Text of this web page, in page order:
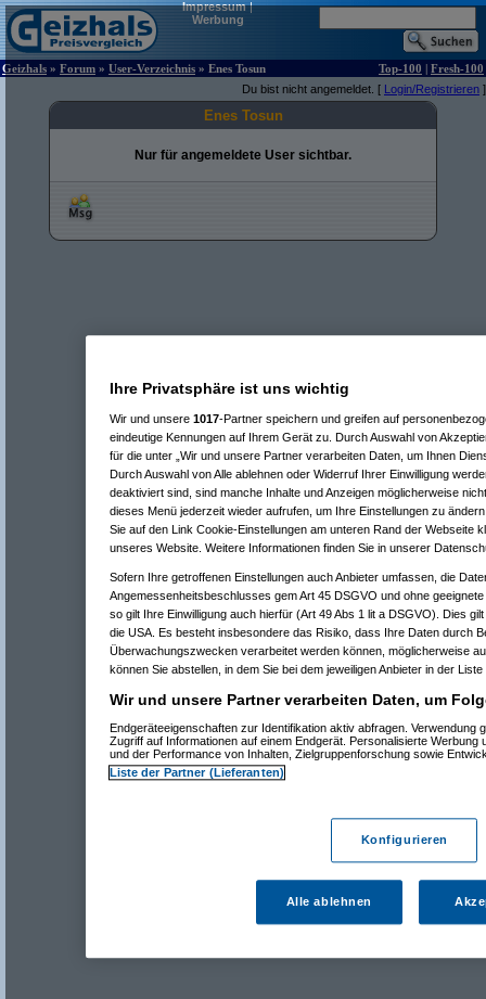
Impressum|
Werbung
Geizhals » Forum » User-Verzeichnis » Enes Tosun Top-100 | Fresh-100
Du bist nicht angemeldet. [ Login/Registrieren ]
Enes Tosun
Nur für angemeldete User sichtbar.
Ihre Privatsphäre ist uns wichtig
Wir und unsere 1017-Partner speichern und greifen auf
eindeutige Kennungen auf Ihrem Gerät zu. Durch Auswahl von
für die unter „Wir und unsere Partner verarbeiten Daten, um Ihnen
Durch Auswahl von Alle ablehnen oder Widerruf Ihrer Einwilligung
deaktiviert sind, sind manche Inhalte und Anzeigen möglicherweise
dieses Menü jederzeit wieder aufrufen, um Ihre Einstellungen zu
Sie auf den Link Cookie-Einstellungen am unteren Rand der Webseite
unseres Website. Weitere Informationen finden Sie in unserer
Sofern Ihre getroffenen Einstellungen auch Anbieter umfassen, die
Angemessenheitsbeschlusses gem Art 45 DSGVO und ohne
so gilt Ihre Einwilligung auch hierfür (Art 49 Abs 1 lit a DSGVO). Dies
die USA. Es besteht insbesondere das Risiko, dass Ihre Daten durch
Überwachungszwecken verarbeitet werden können, möglicherweise
können Sie abstellen, in dem Sie bei dem jeweiligen Anbieter in der
Wir und unsere Partner verarbeiten Daten, um
Endgeräteeigenschaften zur Identifikation aktiv abfragen. Verwendung
Zugriff auf Informationen auf einem Endgerät. Personalisierte Werbung
und der Performance von Inhalten, Zielgruppenforschung sowie
Liste der Partner (Lieferanten)
Konfigurieren
Alle ablehnen